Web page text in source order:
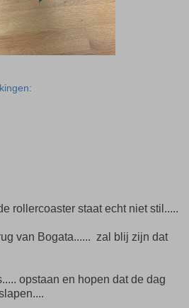
rollercoaster staat echt niet stil.....
van Bogata...... zal blij zijn dat
opstaan en hopen dat de dag